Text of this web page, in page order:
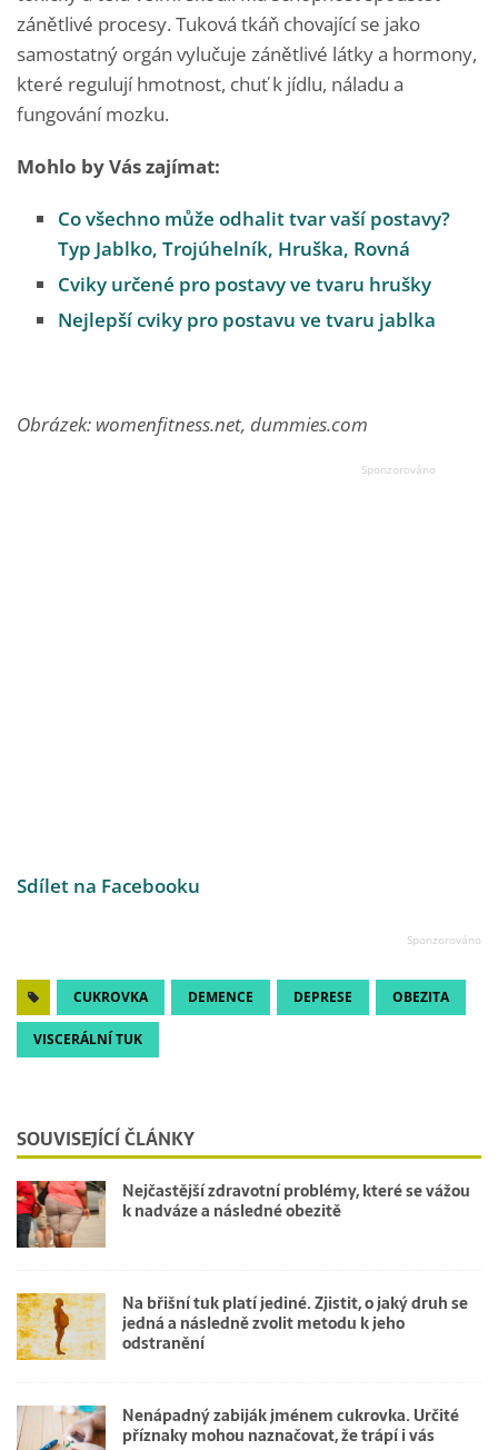
zánětlivé procesy. Tuková tkáň chovající se jako
samostatný orgán vylučuje zánětlivé látky a hormony,
které regulují hmotnost, chuť k jídlu, náladu a
fungování mozku.
Mohlo by Vás zajímat:
Co všechno může odhalit tvar vaší postavy?
Typ Jablko, Trojúhelník, Hruška, Rovná
Cviky určené pro postavy ve tvaru hrušky
Nejlepší cviky pro postavu ve tvaru jablka
Obrázek: womenfitness.net, dummies.com
Sdílet na Facebooku
CUKROVKA DEMENCE DEPRESE OBEZITA
VISCERÁLNÍ TUK
SOUVISEJÍCÍ ČLÁNKY
Nejčastější zdravotní problémy, které se vážou
k nadváze a následné obezitě
Na břišní tuk platí jediné. Zjistit, o jaký druh se
jedná a následně zvolit metodu k jeho
odstranění
Nenápadný zabiják jménem cukrovka. Určité
příznaky mohou naznačovat, že trápí i vás